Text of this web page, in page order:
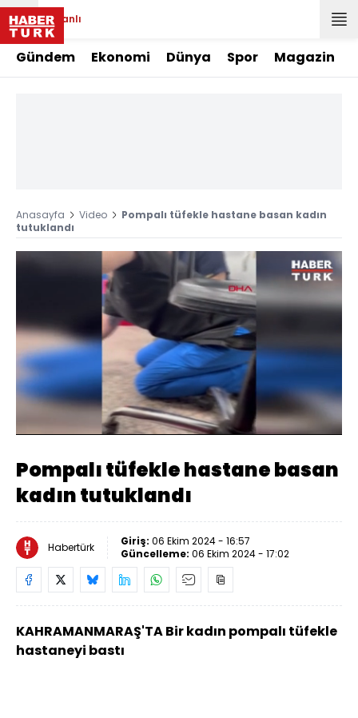
Canlı
Gündem Ekonomi Dünya Spor Magazin
Anasayfa Video
Pompalı tüfekle hastane basan kadın
tutuklandı
Aç
Yüklendi:
50.08%
Oynatma
Hızı
Pompalı tüfekle hastane basan
kadın tutuklandı
Habertürk Giriş: 06 Ekim 2024 - 16:57
Güncelleme: 06 Ekim 2024 - 17:02
KAHRAMANMARAŞ'TA Bir kadın pompalı tüfekle
hastaneyi bastı